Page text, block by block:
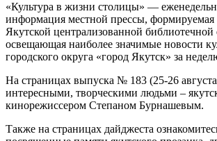
«Культура в жизни столицы» —
информация местной прессы,
Якутской централизованной
освещающая наиболее значимые новости
городского округа «город Якутск» за
На страницах выпуска № 183 (25-26
интересными, творческими людьми –
кинорежиссером Степаном Бурнашевым.
Также на страницах дайджеста